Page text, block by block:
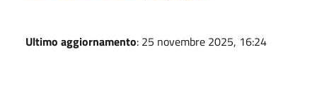
Ultimo aggiornamento: 25 novembre 2025, 16:24